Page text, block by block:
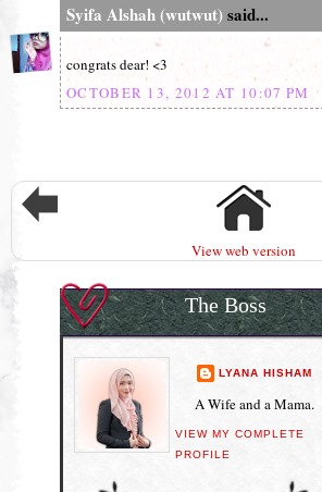
Syifa Alshah (wutwut)said...
congrats dear! <3
OCTOBER 13, 2012 AT 10:07 PM
View web version
The Boss
LYANA HISHAM
A Wife and a Mama.
VIEW MY COMPLETE
PROFILE